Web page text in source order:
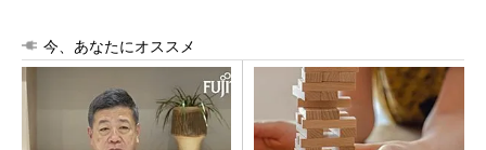
今、あなたにオススメ